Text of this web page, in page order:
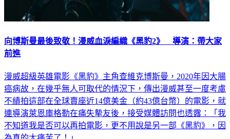
向博斯曼最後致敬！漫威血淚編織《黑豹2》 導演：帶大家
前進
漫威超級英雄電影《黑豹》主角查維克博斯曼，2020年因大腸
癌病故，在幾乎無人可取代的情況下，傳出漫威甚至一度考慮
不績拍這部在全球賣座近14億美金（約43億台幣）的電影，就
連導演萊恩庫格勒在痛失摰友後，接受媒體訪問也透露：「我
不知道我是否可以再拍電影，更不用說是另一部《黑豹》，因